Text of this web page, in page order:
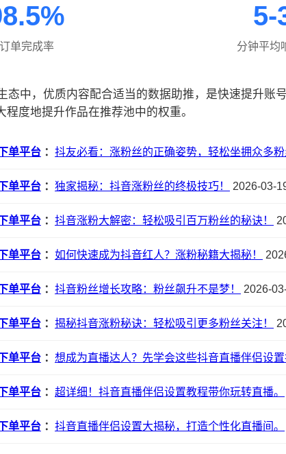
订单完成率
5-
分钟平均
态中，优质内容配合适当的数据助推，是快速提升
程度地提升作品在推荐池中的权重。
单平台 ： 抖友必看：涨粉丝的正确姿势，轻松坐拥众多粉
单平台 ： 独家揭秘：抖音涨粉丝的终极技巧！ 2026-03-
单平台 ： 抖音涨粉大解密：轻松吸引百万粉丝的秘诀！
单平台 ： 如何快速成为抖音红人？涨粉秘籍大揭秘！
单平台 ： 抖音粉丝增长攻略：粉丝飙升不是梦！ 2026-
单平台 ： 揭秘抖音涨粉秘诀：轻松吸引更多粉丝关注！
单平台 ： 想成为直播达人？先学会这些抖音直播伴侣设置
单平台 ： 超详细！抖音直播伴侣设置教程带你玩转直播。
单平台 ： 抖音直播伴侣设置大揭秘，打造个性化直播间。